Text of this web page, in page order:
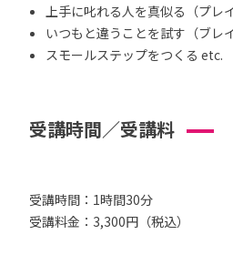
上手に叱れる人を真似る（プレ
いつもと違うことを試す（ブレ
スモールステップをつくる etc.
受講時間／受講料
受講時間：1時間30分
受講料金：3,300円（税込）